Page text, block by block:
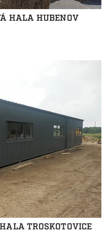
HALA HUBENOV
TROSKOTOVICE